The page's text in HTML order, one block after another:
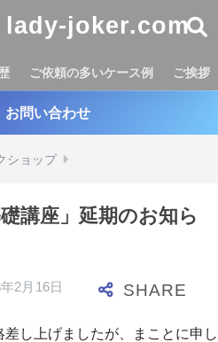
lady-joker.com
ご依頼の多いケース例 ご挨拶
お問い合わせ
ショップ
講座」延期のお知ら
2月16日
し上げましたが、まことに申し